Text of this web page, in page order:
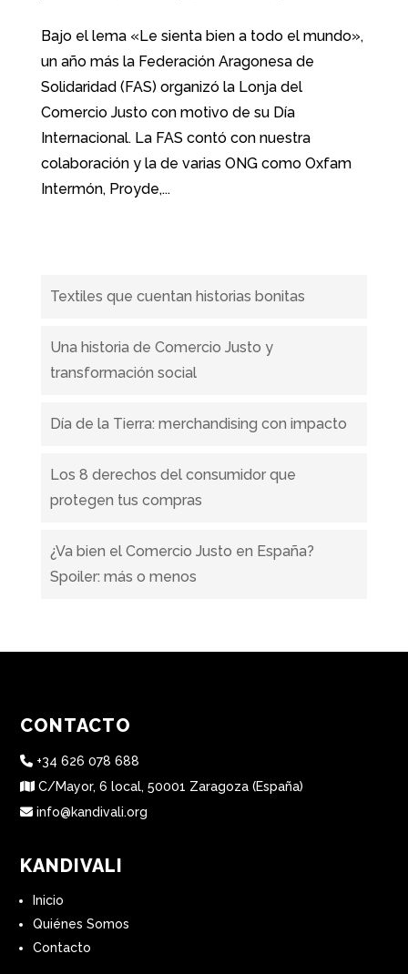
Bajo el lema «Le sienta bien a todo el mundo»,
un año más la Federación Aragonesa de
Solidaridad (FAS) organizó la Lonja del
Comercio Justo con motivo de su Día
Internacional. La FAS contó con nuestra
colaboración y la de varias ONG como Oxfam
Intermón, Proyde,...
Textiles que cuentan historias bonitas
Una historia de Comercio Justo y
transformación social
Día de la Tierra: merchandising con impacto
Los 8 derechos del consumidor que
protegen tus compras
¿Va bien el Comercio Justo en España?
Spoiler: más o menos
CONTACTO
+34 626 078 688
C/Mayor, 6 local, 50001 Zaragoza (España)
info@kandivali.org
KANDIVALI
Inicio
Quiénes Somos
Contacto